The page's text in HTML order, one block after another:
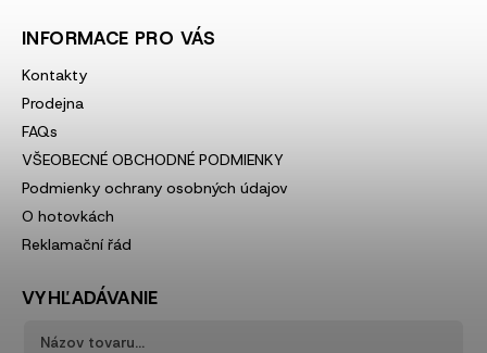
INFORMACE PRO VÁS
Kontakty
Prodejna
FAQs
VŠEOBECNÉ OBCHODNÉ PODMIENKY
Podmienky ochrany osobných údajov
O hotovkách
Reklamační řád
VYHĽADÁVANIE